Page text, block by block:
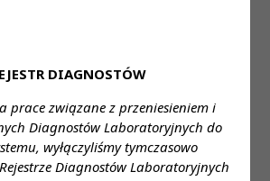
DIAGNOSTÓW
prace związane z przeniesieniem i
Diagnostów Laboratoryjnych do
wyłączyliśmy tymczasowo
Diagnostów Laboratoryjnych
FormTemplates/
Gdynia, Szczecinek, Dębno,